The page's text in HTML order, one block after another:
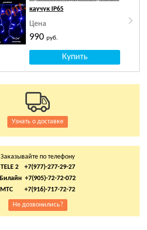
каучук IP65
Цена
990руб.
Узнать о доставке
Заказывайте по телефону
TELE 2 +7(977)-277-29-27
Билайн +7(905)-72-72-072
МТС +7(916)-717-72-72
Не дозвонились?